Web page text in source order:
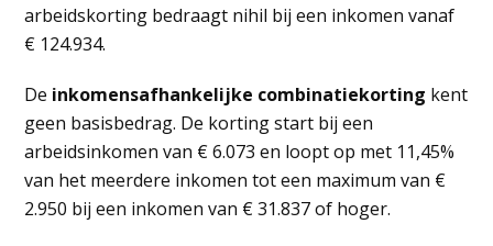
arbeidskorting bedraagt nihil bij een inkomen vanaf
€ 124.934.
De inkomensafhankelijke combinatiekorting kent
geen basisbedrag. De korting start bij een
arbeidsinkomen van € 6.073 en loopt op met 11,45%
van het meerdere inkomen tot een maximum van €
2.950 bij een inkomen van € 31.837 of hoger.